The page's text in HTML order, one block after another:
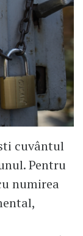
cuvântul
Pentru
numirea